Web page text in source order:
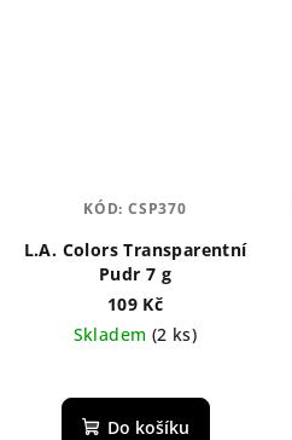
L.A. Colors Transparentní
Pudr 7 g
109 Kč
Skladem (2 ks)
hodnocení
produktu
Do košíku
KÓD:CSP370